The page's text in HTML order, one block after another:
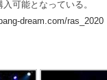
可能となっている。
dream.com/ras_2020